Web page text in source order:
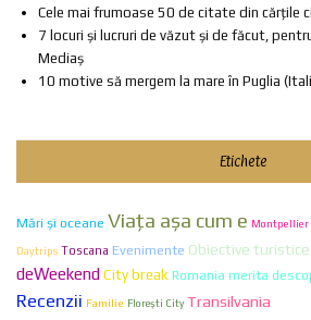
Cele mai frumoase 50 de citate din cărțile
7 locuri și lucruri de văzut și de făcut,
Mediaș
10 motive să mergem la mare în Puglia
Etichete
Mări și oceane Viaţa aşa cum e Montpellier
Daytrips Toscana Evenimente Obiective turistice
deWeekendCity break Romania merita
Recenzii Familie Florești City Transilvania